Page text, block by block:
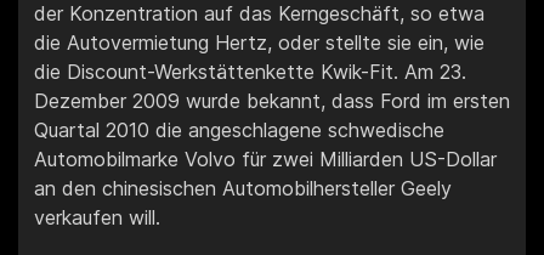
der Konzentration auf das Kerngeschäft, so etwa
die Autovermietung Hertz, oder stellte sie ein, wie
die Discount-Werkstättenkette Kwik-Fit. Am 23.
Dezember 2009 wurde bekannt, dass Ford im ersten
Quartal 2010 die angeschlagene schwedische
Automobilmarke Volvo für zwei Milliarden US-Dollar
an den chinesischen Automobilhersteller Geely
verkaufen will.